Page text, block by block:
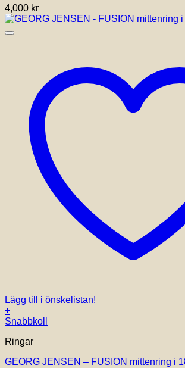
De
olika
alternativen
produktsidan
4,000 kr
Lägg till i önskelistan!
+
Den
produkten
flera
Snabbkoll
Ringar
GEORG JENSEN – FUSION mittenring i